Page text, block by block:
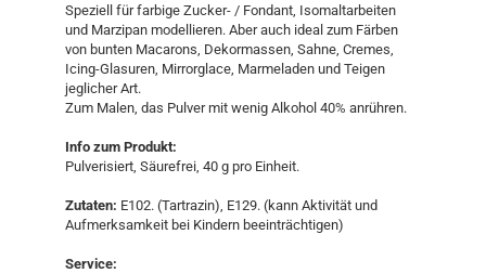
Speziell für farbige Zucker- / Fondant, Isomaltarbeiten
und Marzipan modellieren. Aber auch ideal zum Färben
von bunten Macarons, Dekormassen, Sahne, Cremes,
Icing-Glasuren, Mirrorglace, Marmeladen und Teigen
jeglicher Art.
Zum Malen, das Pulver mit wenig Alkohol 40% anrühren.
Info zum Produkt:
Pulverisiert, Säurefrei, 40 g pro Einheit.
Zutaten: E102. (Tartrazin), E129. (kann Aktivität und
Aufmerksamkeit bei Kindern beeinträchtigen)
Service: